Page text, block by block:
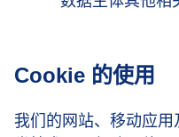
Cookie 的使用
我们的网站、移动应